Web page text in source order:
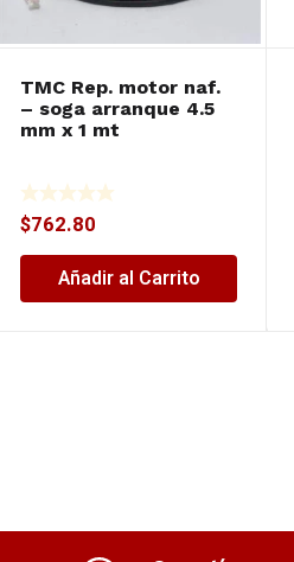
TMC Rep. motor naf.
– soga arranque 4.5
mm x 1 mt
$762.80
Añadir al Carrito